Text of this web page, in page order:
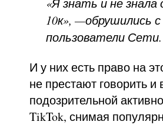
10к», —обрушились
пользователи Сети.
И у них есть право на
не престают говорить
подозрительной
TikTok, снимая